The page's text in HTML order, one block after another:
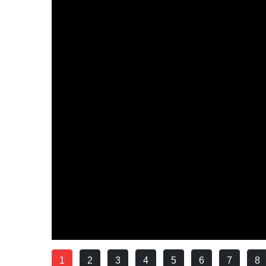
1 2 3 4 5 6 7 8